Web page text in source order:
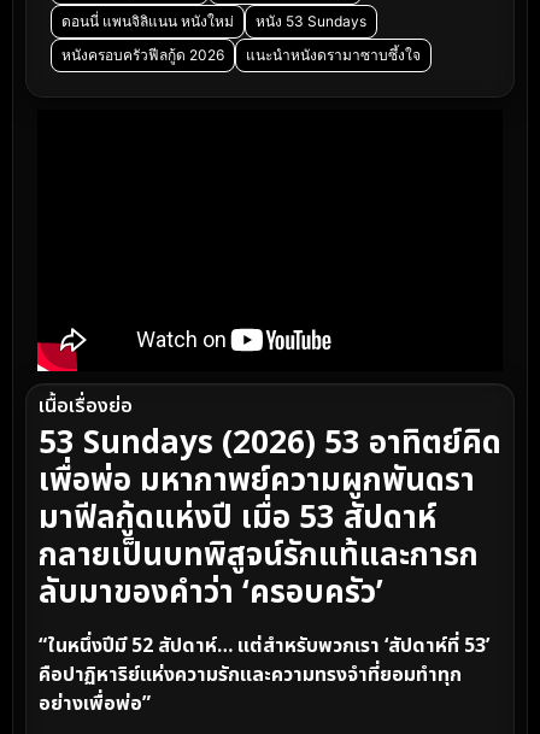
ดอนนี่ แพนจิลิแนน หนังใหม่
หนัง 53 Sundays
หนังครอบครัวฟีลกู้ด 2026
แนะนำหนังดรามาซาบซึ้งใจ
เนื้อเรื่องย่อ
53 Sundays (2026) 53 อาทิตย์คิด
เพื่อพ่อ มหากาพย์ความผูกพันดรา
มาฟีลกู้ดแห่งปี เมื่อ 53 สัปดาห์
กลายเป็นบทพิสูจน์รักแท้และการก
ลับมาของคำว่า ‘ครอบครัว’
“ในหนึ่งปีมี 52 สัปดาห์… แต่สำหรับพวกเรา ‘สัปดาห์ที่ 53’
คือปาฏิหาริย์แห่งความรักและความทรงจำที่ยอมทำทุก
อย่างเพื่อพ่อ”